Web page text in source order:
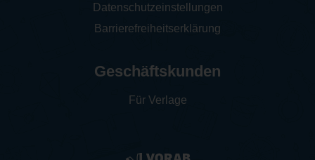
Datenschutzeinstellungen
Barrierefreiheitserklärung
Geschäftskunden
Für Verlage